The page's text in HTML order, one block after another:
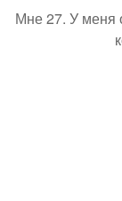
Мне 27. У меня